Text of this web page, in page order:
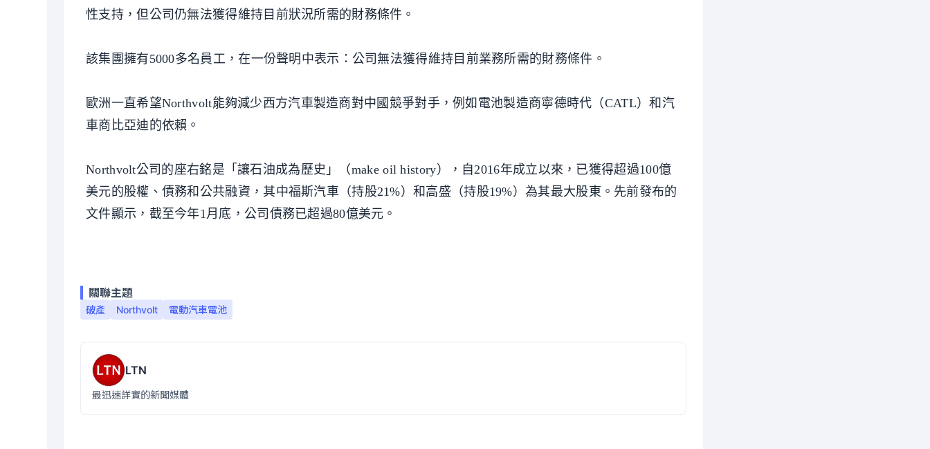
性支持，但公司仍無法獲得維持目前狀況所需的財務條件。
該集團擁有5000多名員工，在一份聲明中表示：公司無法獲得維持目前業務所需的財務條件。
歐洲一直希望Northvolt能夠減少西方汽車製造商對中國競爭對手，例如電池製造商寧德時代（CATL）和汽
車商比亞迪的依賴。
Northvolt公司的座右銘是「讓石油成為歷史」（make oil history），自2016年成立以來，已獲得超過100億
美元的股權、債務和公共融資，其中福斯汽車（持股21%）和高盛（持股19%）為其最大股東。先前發布的
文件顯示，截至今年1月底，公司債務已超過80億美元。
關聯主題
破產 Northvolt 電動汽車電池
LTN
最迅速詳實的新聞媒體